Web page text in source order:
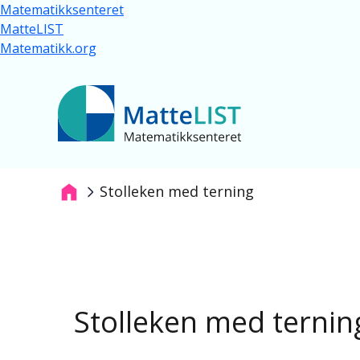
Hopp til hovedinnhold
Matematikksenteret
MatteLIST
Matematikk.org
Navigasjonssti
Stolleken med terning
Stolleken med